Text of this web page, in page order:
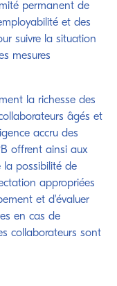
permanent de
et des
suivre la situation
mesures
la richesse des
âgés et
accru des
offrent ainsi aux
la possibilité de
appropriées
et d'évaluer
en cas de
collaborateurs sont